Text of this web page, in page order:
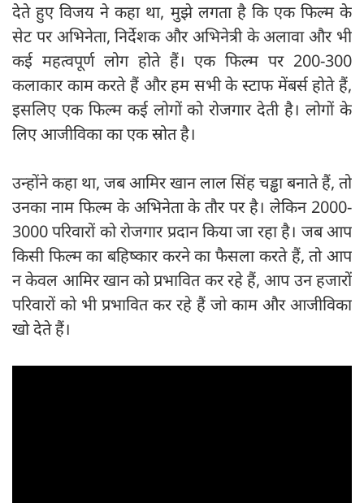
देते हुए विजय ने कहा था, मुझे लगता है कि एक फिल्म के
सेट पर अभिनेता, निर्देशक और अभिनेत्री के अलावा और भी
कई महत्वपूर्ण लोग होते हैं। एक फिल्म पर 200-300
कलाकार काम करते हैं और हम सभी के स्टाफ मेंबर्स होते हैं,
इसलिए एक फिल्म कई लोगों को रोजगार देती है। लोगों के
लिए आजीविका का एक स्रोत है।
उन्होंने कहा था, जब आमिर खान लाल सिंह चड्ढा बनाते हैं, तो
उनका नाम फिल्म के अभिनेता के तौर पर है। लेकिन 2000-
3000 परिवारों को रोजगार प्रदान किया जा रहा है। जब आप
किसी फिल्म का बहिष्कार करने का फैसला करते हैं, तो आप
न केवल आमिर खान को प्रभावित कर रहे हैं, आप उन हजारों
परिवारों को भी प्रभावित कर रहे हैं जो काम और आजीविका
खो देते हैं।